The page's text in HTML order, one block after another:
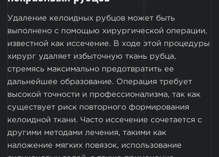
Удаление келоидных рубцов может быть
выполнено с помощью хирургической операции,
известной как иссечение. В ходе этой процедуры
хирург удаляет избыточную ткань рубца,
стремясь максимально предотвратить ее
дальнейшее образование. Операция требует
высокой точности и профессионализма, так как
существует риск повторного формирования
келоидной ткани. Часто иссечение сочетается с
другими методами лечения, такими как
наложение мягких повязок, использование